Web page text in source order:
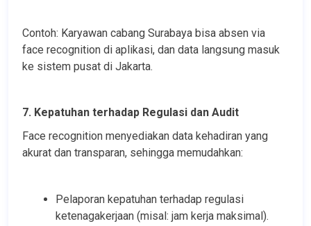
Contoh: Karyawan cabang Surabaya bisa absen via
face recognition di aplikasi, dan data langsung masuk
ke sistem pusat di Jakarta.
7. Kepatuhan terhadap Regulasi dan Audit
Face recognition menyediakan data kehadiran yang
akurat dan transparan, sehingga memudahkan:
Pelaporan kepatuhan terhadap regulasi
ketenagakerjaan (misal: jam kerja maksimal).